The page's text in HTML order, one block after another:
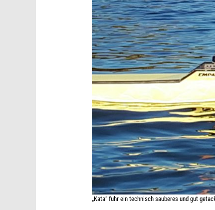
„Kata“ fuhr ein technisch sauberes und gut